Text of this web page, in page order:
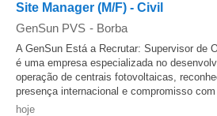
Site Manager (M/F) - Civil
GenSun PVS - Borba
A GenSun Está a Recrutar: Supervisor de
é uma empresa especializada no
operação de centrais fotovoltaicas,
presença internacional e compromisso
hoje